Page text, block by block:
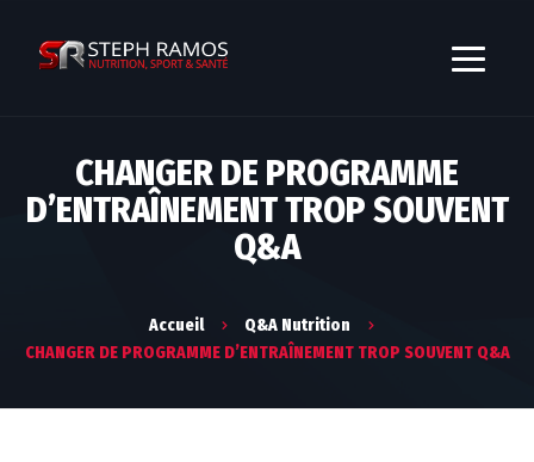
CHANGER DE PROGRAMME
D’ENTRAÎNEMENT TROP SOUVENT
Q&A
Accueil
Q&A Nutrition
CHANGER DE PROGRAMME D’ENTRAÎNEMENT TROP SOUVENT Q&A